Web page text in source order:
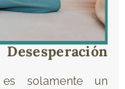
es solamente un